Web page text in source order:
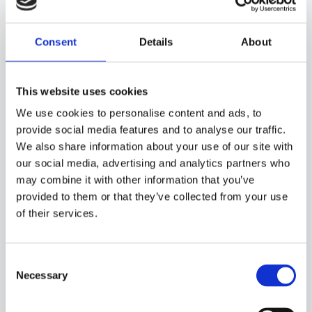
Consent Details About
This website uses cookies
We use cookies to personalise content and ads, to
provide social media features and to analyse our traffic.
We also share information about your use of our site with
our social media, advertising and analytics partners who
may combine it with other information that you’ve
provided to them or that they’ve collected from your use
of their services.
Selection
Necessary
15CA20 -GTR02C
TEMPERATURA IN APPLICAZIONI DI REFRIGERAZIONE E CONDIZIONAMENTO, IN
RISCALDAMENTO E IN APPLICAZIONI PER IL CONTROLLO DELLA QUALITÀ
DELL'ARIA.